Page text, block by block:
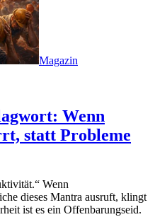
Magazin
Wenn
statt Probleme
Wenn
dieses Mantra ausruft, klingt
ist es ein Offenbarungseid.